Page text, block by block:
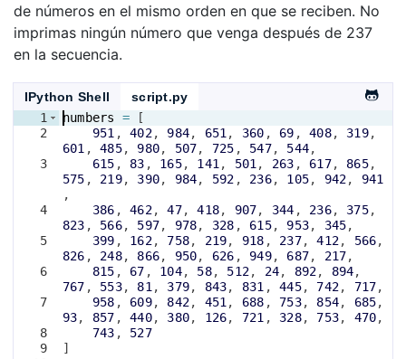
de números en el mismo orden en que se reciben. No
imprimas ningún número que venga después de 237
en la secuencia.
IPython Shell
script.py
1
2
3
4
5
6
7
8
9
numbers =
[
951 , 402, 984, 651 , 360 , 69 , 408, 319,
601 , 485, 980, 507, 725 , 547, 544,
615 , 83 , 165, 141 , 501 , 263 , 617, 865,
575 , 219, 390, 984, 592 , 236, 105, 942, 941
,
386 , 462, 47, 418, 907, 344 , 236, 375,
823 , 566, 597, 978, 328 , 615, 953, 345,
399 , 162, 758, 219, 918 , 237, 412, 566,
826 , 248, 866, 950, 626 , 949, 687, 217,
815 , 67 , 104, 58, 512, 24, 892, 894,
767 , 553, 81 , 379, 843, 831 , 445, 742, 717,
958 , 609, 842, 451 , 688 , 753, 854, 685,
93, 857 , 440, 380, 126, 721 , 328, 753, 470,
743 , 527
]